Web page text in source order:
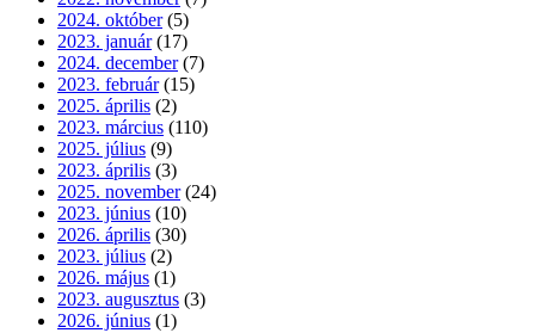
2024. október (5)
2023. január (17)
2024. december (7)
2023. február (15)
2025. április (2)
2023. március (110)
2025. július (9)
2023. április (3)
2025. november (24)
2023. június (10)
2026. április (30)
2023. július (2)
2026. május (1)
2023. augusztus (3)
2026. június (1)